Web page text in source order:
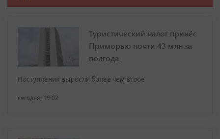
Туристический налог принёс
Приморью почти 43 млн за
полгода
Поступления выросли более чем втрое
сегодня, 19:02